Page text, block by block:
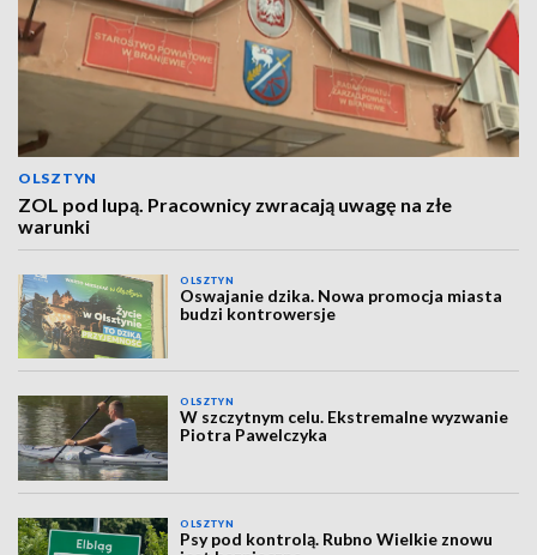
OLSZTYN
ZOL pod lupą. Pracownicy zwracają uwagę na złe
warunki
OLSZTYN
Oswajanie dzika. Nowa promocja miasta
budzi kontrowersje
OLSZTYN
W szczytnym celu. Ekstremalne wyzwanie
Piotra Pawelczyka
OLSZTYN
Psy pod kontrolą. Rubno Wielkie znowu